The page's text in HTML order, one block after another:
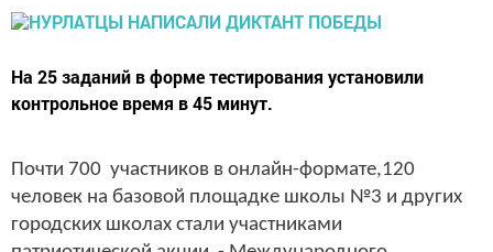
На 25 заданий в форме тестирования установили
контрольное время в 45 минут.
Почти 700 участников в онлайн-формате,120
человек на базовой площадке школы №3 и других
городских школах стали участниками